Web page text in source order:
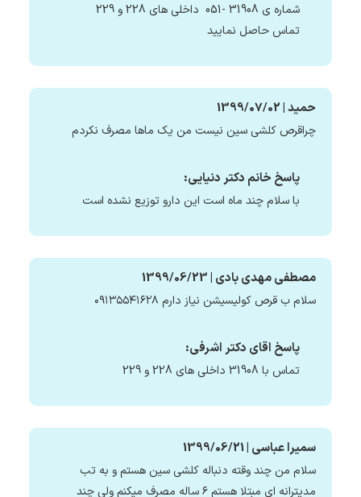
شماره ی 31908 -051 داخلی های 228 و 229
تماس حاصل نمایید
حمید | 1399/07/02
چراقرص کلشی سین نیست من یک ماها مصرف نکردم
پاسخ خانم دکتر دنیایی:
با سلام چند ماه است این دارو توزیع نشده است
مصطفی مهدی بادی | 1399/06/23
سلام ب قرص کولیسیشن نیاز دارم ۰۹۱۳۵۵۴۱۶۲۸
پاسخ اقای دکتر اشرفی:
تماس با 31908 داخلی های 228 و 229
سمیرا عباسی | 1399/06/21
سلام من چند وقته دنباله کلشی سین هستم و به تب
مدیترانه ای مبتلا هستم ۶ ساله مصرف میکنم ولی چند